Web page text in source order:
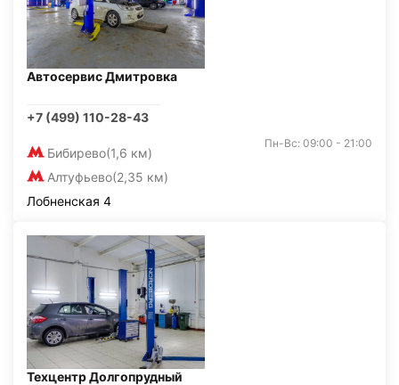
Автосервис Дмитровка
+7 (499) 110-28-43
Бибирево(1,6 км)
Алтуфьево(2,35 км)
Пн-Вс: 09:00 - 21:00
Лобненская 4
Техцентр Долгопрудный